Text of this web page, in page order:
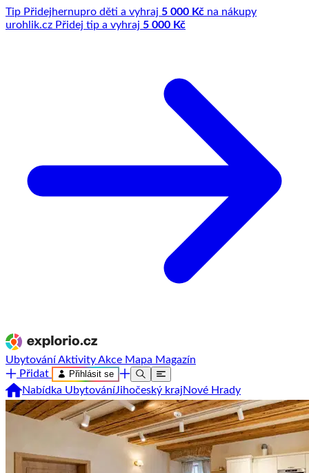
Tip Přidejhernupro děti a vyhraj 5 000 Kč na nákupy
urohlik.cz Přidej tip a vyhraj 5 000 Kč
UbytováníAktivityAkce Mapa Magazín
Přidat
Přihlásit se
Nabídka UbytováníJihočeský krajNové Hrady